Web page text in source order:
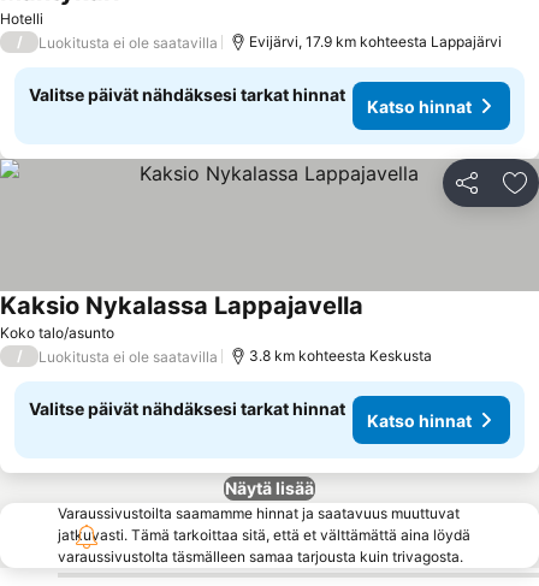
Hotelli
/ Luokitusta ei ole saatavilla Evijärvi, 17.9 km kohteesta Lappajärvi
Valitse päivät nähdäksesi tarkat hinnat
Katso hinnat
Jaa
Koko talo/asunto
Kaksio Nykalassa Lappajavella
/ Luokitusta ei ole saatavilla 3.8 km kohteesta Keskusta
Valitse päivät nähdäksesi tarkat hinnat
Katso hinnat
Näytä lisää
Varaussivustoilta saamamme hinnat ja saatavuus muuttuvat
jatkuvasti. Tämä tarkoittaa sitä, että et välttämättä aina löydä
varaussivustolta täsmälleen samaa tarjousta kuin trivagosta.